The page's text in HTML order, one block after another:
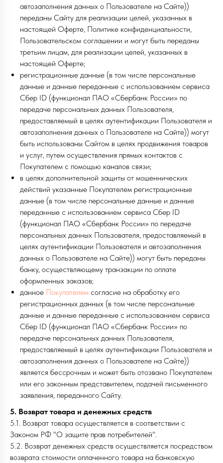
автозаполнения данных о Пользователе на Сайте))
переданы Сайту для реализации целей, указанных в
настоящей Оферте, Политике конфиденциальности,
Пользовательском соглашении и могут быть переданы
третьим лицам, для реализации целей, указанных в
настоящей Оферте;
регистрационные данные (в том числе персональные
данные и данные переданные с использованием сервиса
Сбер ID (функционал ПАО «Сбербанк России» по
передаче персональных данных Пользователя,
предоставляемый в целях аутентификации Пользователя и
автозаполнения данных о Пользователе на Сайте)) могут
быть использованы Сайтом в целях продвижения товаров
и услуг, путем осуществления прямых контактов с
Покупателем с помощью каналов связи;
в целях дополнительной защиты от мошеннических
действий указанные Покупателем регистрационные
данные (в том числе персональные данные и данные
переданные с использованием сервиса Сбер ID
(функционал ПАО «Сбербанк России» по передаче
персональных данных Пользователя, предоставляемый в
целях аутентификации Пользователя и автозаполнения
данных о Пользователе на Сайте)) могут быть переданы
банку, осуществляющему транзакции по оплате
оформленных заказов;
данное Покупателем согласие на обработку его
регистрационных данных (в том числе персональные
данные и данные переданные с использованием сервиса
Сбер ID (функционал ПАО «Сбербанк России» по
передаче персональных данных Пользователя,
предоставляемый в целях аутентификации Пользователя и
автозаполнения данных о Пользователе на Сайте))
является бессрочным и может быть отозвано Покупателем
или его законным представителем, подачей письменного
заявления, переданного Сайту.
5. Возврат товара и денежных средств
5.1. Возврат товара осуществляется в соответствии с
Законом РФ "О защите прав потребителей".
5.2. Возврат денежных средств осуществляется посредством
возврата стоимости оплаченного товара на банковскую